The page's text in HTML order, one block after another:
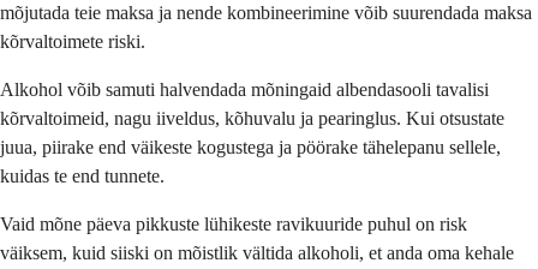
mõjutada teie maksa ja nende kombineerimine võib suurendada maksa
kõrvaltoimete riski.
Alkohol võib samuti halvendada mõningaid albendasooli tavalisi
kõrvaltoimeid, nagu iiveldus, kõhuvalu ja pearinglus. Kui otsustate
juua, piirake end väikeste kogustega ja pöörake tähelepanu sellele,
kuidas te end tunnete.
Vaid mõne päeva pikkuste lühikeste ravikuuride puhul on risk
väiksem, kuid siiski on mõistlik vältida alkoholi, et anda oma kehale